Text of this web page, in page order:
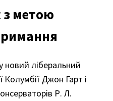
з метою
новий ліберальний
Колумбії Джон Гарт і
Р. Л.